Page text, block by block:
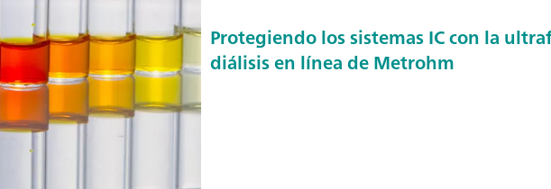
Protegiendo los sistemas IC con la
diálisis en línea de Metrohm